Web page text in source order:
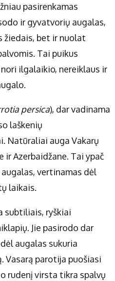
Palangos miesto
Prienų rajono
pasirenkamas
ir gyvatvorių augalas,
žiedais, bet ir nuolat
Tai puikus
ilgalaikio, nereiklaus ir
persica), dar vadinama
laškenių
Natūraliai auga Vakarų
ir Azerbaidžane. Tai ypač
vertinamas dėl
laikais.
subtiliais, ryškiai
Jie pasirodo dar
augalas sukuria
Vasarą parotija puošiasi
rudenį virsta tikra spalvų